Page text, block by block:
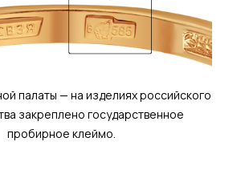
палаты — на изделиях российского
закреплено государственное
пробирное клеймо.